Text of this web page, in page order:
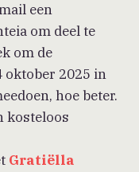
een
om deel te
om de
2025 in
hoe beter.
kosteloos
Gratiëlla